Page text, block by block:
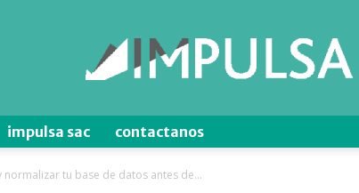
impulsa sac contactanos
tu base de datos antes de...